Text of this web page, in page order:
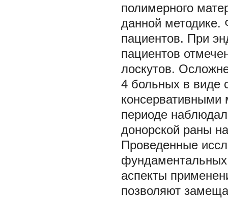
полимерного
данной методике.
пациентов. При
пациентов
лоскутов.
4 больных в виде
консервативными
периоде
донорской раны
Проведенные
фундаментальных
аспекты
позволяют